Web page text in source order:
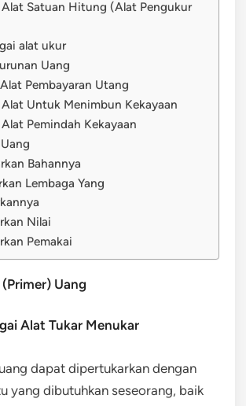
Satuan Hitung (Alat Pengukur
alat ukur
Uang
Pembayaran Utang
Untuk Menimbun Kekayaan
Pemindah Kekayaan
Bahannya
Lembaga Yang
Nilai
Pemakai
Uang
Alat Tukar Menukar
dapat dipertukarkan dengan
yang dibutuhkan seseorang, baik